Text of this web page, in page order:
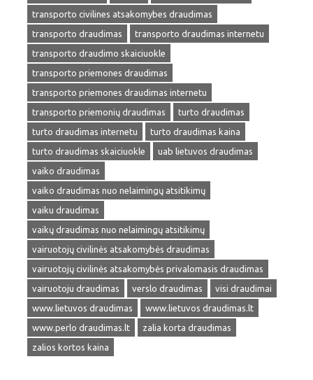
transporto civilines atsakomybes draudimas
transporto draudimas
transporto draudimas internetu
transporto draudimo skaiciuokle
transporto priemones draudimas
transporto priemones draudimas internetu
transporto priemonių draudimas
turto draudimas
turto draudimas internetu
turto draudimas kaina
turto draudimas skaiciuokle
uab lietuvos draudimas
vaiko draudimas
vaiko draudimas nuo nelaimingų atsitikimų
vaiku draudimas
vaikų draudimas nuo nelaimingų atsitikimų
vairuotojų civilinės atsakomybės draudimas
vairuotojų civilinės atsakomybės privalomasis draudimas
vairuotoju draudimas
verslo draudimas
visi draudimai
www.lietuvos draudimas
www.lietuvos draudimas.lt
www.perlo draudimas.lt
zalia korta draudimas
zalios kortos kaina